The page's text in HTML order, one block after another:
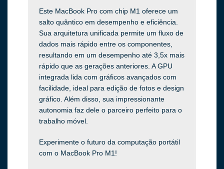
Este MacBook Pro com chip M1 oferece um
salto quântico em desempenho e eficiência.
Sua arquitetura unificada permite um fluxo de
dados mais rápido entre os componentes,
resultando em um desempenho até 3,5x mais
rápido que as gerações anteriores. A GPU
integrada lida com gráficos avançados com
facilidade, ideal para edição de fotos e design
gráfico. Além disso, sua impressionante
autonomia faz dele o parceiro perfeito para o
trabalho móvel.
Experimente o futuro da computação portátil
com o MacBook Pro M1!